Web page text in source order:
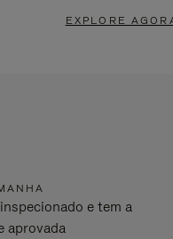
EXPLORE
e tem a
aprovada